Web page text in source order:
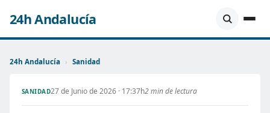
24h Andalucía
24h Andalucía › Sanidad
SANIDAD27 de Junio de 2026 · 17:37h2 min de lectura